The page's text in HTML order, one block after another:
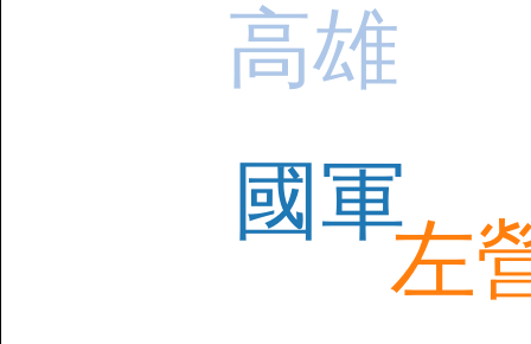
國軍
高雄
左